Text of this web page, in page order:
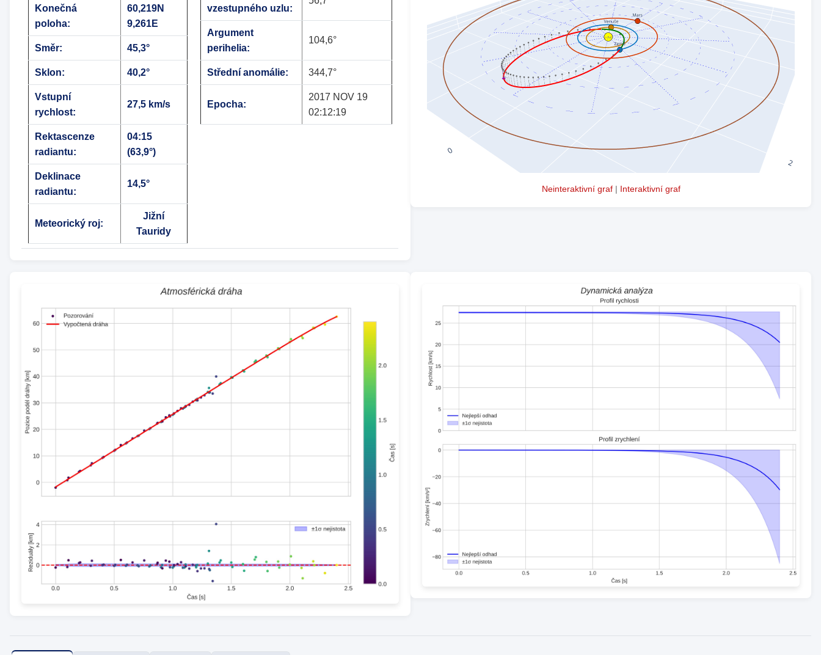
Konečná
poloha:
60,219N
9,261E
Směr: 45,3°
Sklon: 40,2°
Vstupní
rychlost:
27,5 km/s
Rektascenze
radiantu:
04:15
(63,9°)
Deklinace
radiantu:
14,5°
Meteorický roj:
Jižní
Tauridy
vzestupného uzlu:
Argument
perihelia:
104,6°
Střední anomálie: 344,7°
Epocha:
2017 NOV 19
02:12:19
Neinteraktivní graf| Interaktivní graf